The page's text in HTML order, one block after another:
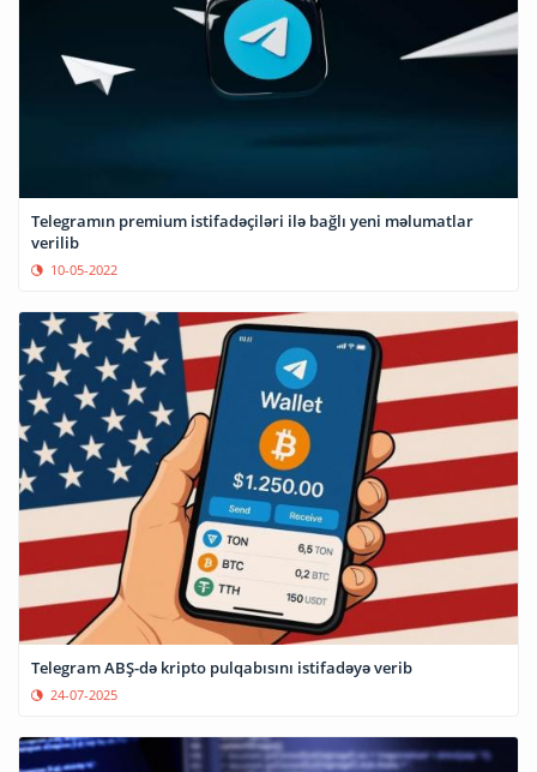
Telegramın premium istifadəçiləri ilə bağlı yeni məlumatlar
verilib
10-05-2022
Telegram ABŞ-də kripto pulqabısını istifadəyə verib
24-07-2025